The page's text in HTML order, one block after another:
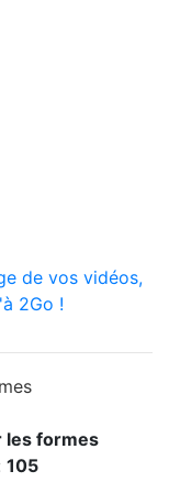
de vos vidéos,
2Go !
les formes
105